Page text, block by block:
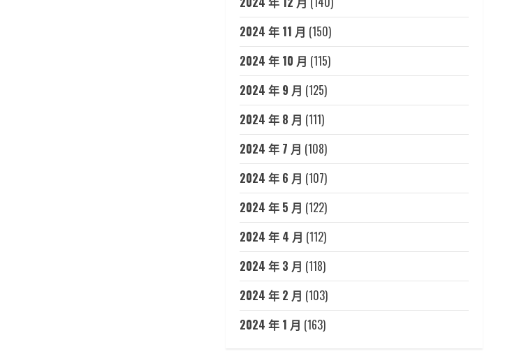
2024 年 11 月 (150)
2024 年 10 月 (115)
2024 年 9 月 (125)
2024 年 8 月 (111)
2024 年 7 月 (108)
2024 年 6 月 (107)
2024 年 5 月 (122)
2024 年 4 月 (112)
2024 年 3 月 (118)
2024 年 2 月 (103)
2024 年 1 月 (163)